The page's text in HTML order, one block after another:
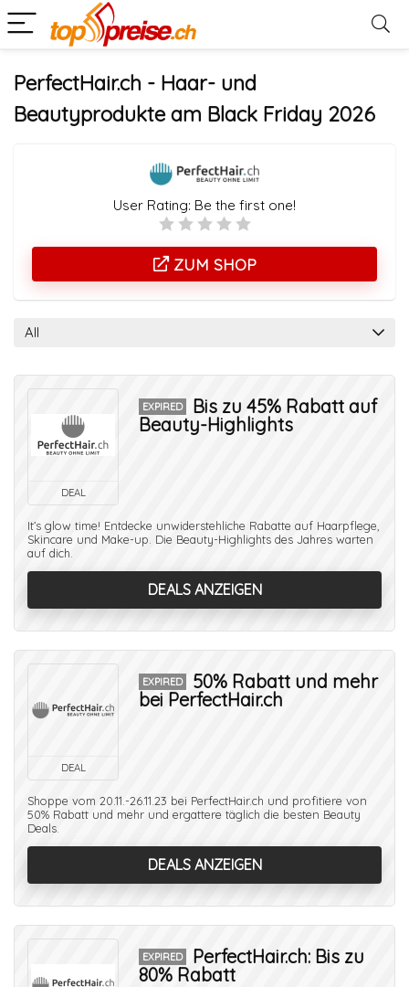
PerfectHair.ch - Haar- und
Beautyprodukte am Black Friday 2026
User Rating: Be the first one!
ZUM SHOP
All
DEAL
EXPIRED
Bis zu 45% Rabatt auf
Beauty-Highlights
It’s glow time! Entdecke unwiderstehliche Rabatte auf Haarpflege,
Skincare und Make-up. Die Beauty-Highlights des Jahres warten
auf dich.
DEALS ANZEIGEN
DEAL
EXPIRED
50% Rabatt und mehr
bei PerfectHair.ch
Shoppe vom 20.11.-26.11.23 bei PerfectHair.ch und profitiere von
50% Rabatt und mehr und ergattere täglich die besten Beauty
Deals.
DEALS ANZEIGEN
EXPIRED
PerfectHair.ch: Bis zu
80% Rabatt